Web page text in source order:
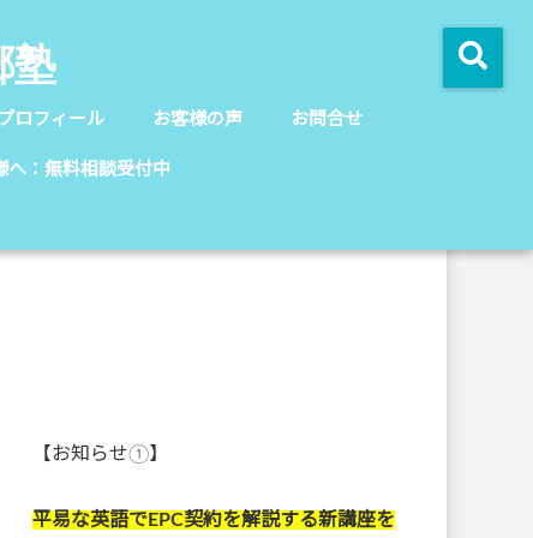
塾
ロフィール お客様の声 お問合せ
へ：無料相談受付中
【お知らせ①】
平易な英語でEPC契約を解説する新講座を